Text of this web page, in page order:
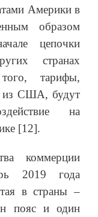
Америки в
образом
цепочки
странах
тарифы,
из США, будут
на
[12].
коммерции
2019 года
в страны –
пояс и один